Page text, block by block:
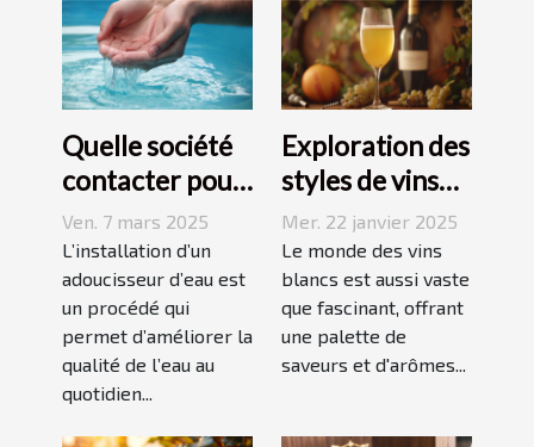
Quelle société
contacter pour
l'installation
d'un
adoucisseur
d'eau ?
Ven. 7 mars 2025
L’installation d’un
adoucisseur d’eau est
un procédé qui
permet d’améliorer la
qualité de l’eau au
quotidien...
Exploration des
styles de vins
blancs issus de
vignobles
renommés
Mer. 22 janvier 2025
Le monde des vins
blancs est aussi vaste
que fascinant, offrant
une palette de
saveurs et d'arômes...